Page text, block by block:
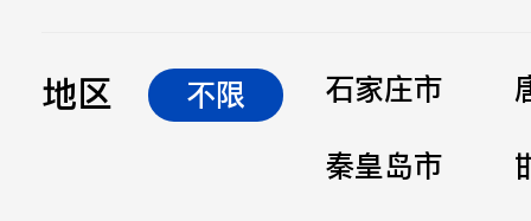
地区 不限 石家庄市
秦皇岛市